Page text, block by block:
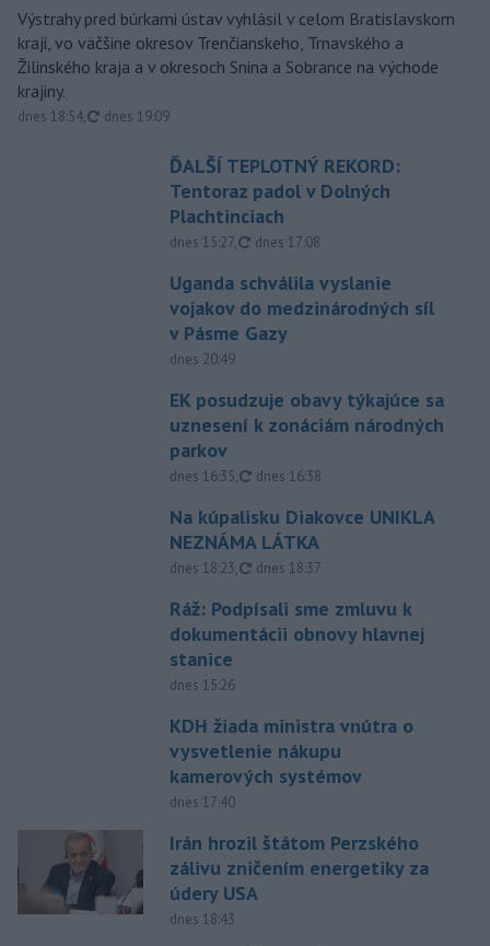
Výstrahy pred búrkami ústav vyhlásil v celom Bratislavskom
kraji, vo väčšine okresov Trenčianskeho, Trnavského a
Žilinského kraja a v okresoch Snina a Sobrance na východe
krajiny.
dnes 18:54, aktualizované
dnes 19:09
ĎALŠÍ TEPLOTNÝ REKORD:
Tentoraz padol v Dolných
Plachtinciach
dnes 15:27, aktualizované
dnes 17:08
Uganda schválila vyslanie
vojakov do medzinárodných síl
v Pásme Gazy
dnes 20:49
EK posudzuje obavy týkajúce sa
uznesení k zonáciám národných
parkov
dnes 16:35, aktualizované
dnes 16:38
Na kúpalisku Diakovce UNIKLA
NEZNÁMA LÁTKA
dnes 18:23, aktualizované
dnes 18:37
Ráž: Podpísali sme zmluvu k
dokumentácii obnovy hlavnej
stanice
dnes 15:26
KDH žiada ministra vnútra o
vysvetlenie nákupu
kamerových systémov
dnes 17:40
Irán hrozil štátom Perzského
zálivu zničením energetiky za
údery USA
dnes 18:43